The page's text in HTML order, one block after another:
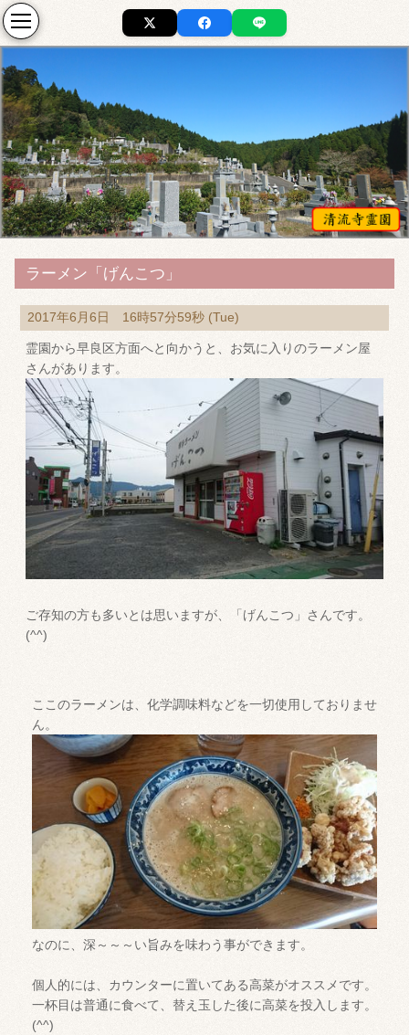
ラーメン「げんこつ」
2017年6月6日 16時57分59秒 (Tue)
霊園から早良区方面へと向かうと、お気に入りのラーメン屋
さんがあります。
ご存知の方も多いとは思いますが、「げんこつ」さんです。
(^^)
ここのラーメンは、化学調味料などを一切使用しておりませ
ん。
なのに、深～～～い旨みを味わう事ができます。
個人的には、カウンターに置いてある高菜がオススメです。
一杯目は普通に食べて、替え玉した後に高菜を投入します。
(^^)